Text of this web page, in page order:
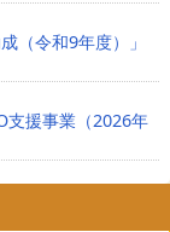
（令和9年度）」
支援事業（2026年